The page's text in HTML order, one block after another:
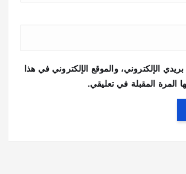
الإلكتروني، والموقع الإلكتروني في هذا
المرة المقبلة في تعليقي.